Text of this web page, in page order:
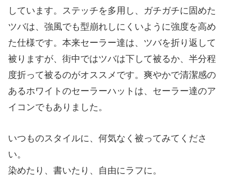
しています。ステッチを多用し、ガチガチに固めた
ツバは、強風でも型崩れしにくいように強度を高め
た仕様です。本来セーラー達は、ツバを折り返して
被りますが、街中ではツバは下して被るか、半分程
度折って被るのがオススメです。爽やかで清潔感の
あるホワイトのセーラーハットは、セーラー達のア
イコンでもありました。
いつものスタイルに、何気なく被ってみてくださ
い。
染めたり、書いたり、自由にラフに。